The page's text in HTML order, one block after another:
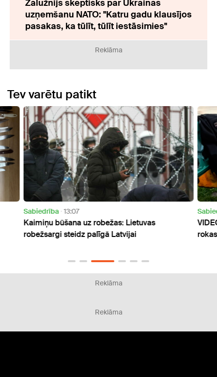
Zalužnijs skeptisks par Ukrainas
uzņemšanu NATO: "Katru gadu klausījos
pasakas, ka tūlīt, tūlīt iestāsimies"
Reklāma
Tev varētu patikt
Sabiedrība 13:07
Kaimiņu būšana uz robežas: Lietuvas
robežsargi steidz palīgā Latvijai
Reklāma
Reklāma